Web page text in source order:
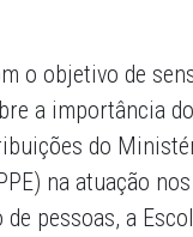
o objetivo de
a importância
do
na atuação
pessoas, a